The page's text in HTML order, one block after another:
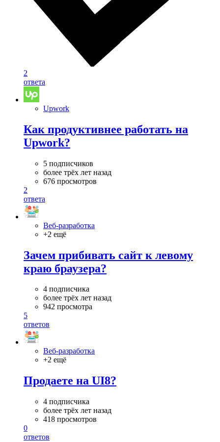
2
ответа
Upwork
Как продуктивнее работать на
Upwork?
5 подписчиков
более трёх лет назад
676 просмотров
2
ответа
Веб-разработка
+2 ещё
Зачем прибивать сайт к левому
краю браузера?
4 подписчика
более трёх лет назад
942 просмотра
5
ответов
Веб-разработка
+2 ещё
Продаете на UI8?
4 подписчика
более трёх лет назад
418 просмотров
0
ответов